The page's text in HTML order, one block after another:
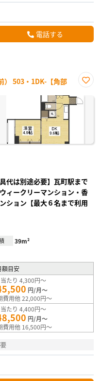
電話する
） 503・1DK-【角部
に入
り登
代は別途必要】瓦町駅まで
ィークリーマンション・香
ション【最大６名まで利用
39m²
額目安
たり 4,300円～
円/月～
費用他 22,000円～
たり 4,400円～
円/月～
費用他 16,500円～